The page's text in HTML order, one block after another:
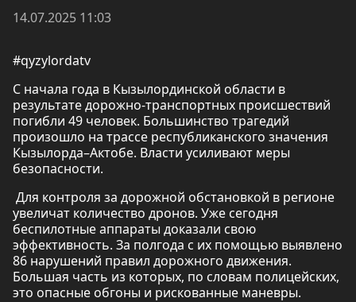
14.07.2025 11:03
#qyzylordatv
С начала года в Кызылординской области в
результате дорожно-транспортных происшествий
погибли 49 человек. Большинство трагедий
произошло на трассе республиканского значения
Кызылорда–Актобе. Власти усиливают меры
безопасности.
Для контроля за дорожной обстановкой в регионе
увеличат количество дронов. Уже сегодня
беспилотные аппараты доказали свою
эффективность. За полгода с их помощью выявлено
86 нарушений правил дорожного движения.
Большая часть из которых, по словам полицейских,
это опасные обгоны и рискованные маневры.